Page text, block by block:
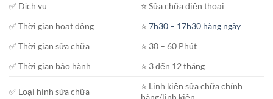
✅ Dịch vụ
⭐️ Sửa chữa điện thoại
✅ Thời gian hoạt động
⭐️7h30 – 17h30 hàng ngày
✅ Thời gian sửa chữa
⭐️ 30 – 60 Phút
✅ Thời gian bảo hành
⭐️ 3 đến 12 tháng
✅ Loại hình sửa chữa
⭐️ Linh kiện sửa chữa chính